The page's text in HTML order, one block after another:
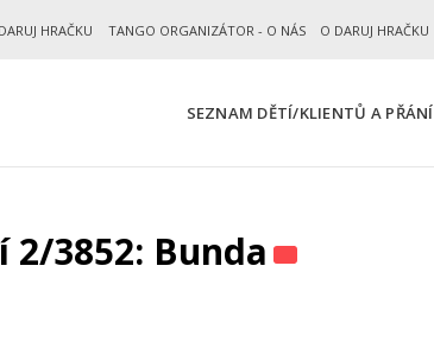
HRAČKU TANGO ORGANIZÁTOR - O NÁS O DARUJ HRAČKU
SEZNAM DĚTÍ/KLIENTŮ A PŘÁNÍ
2/3852: Bunda